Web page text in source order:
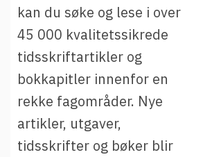
Veikart
Prosjekt
Personvern
Se informasjonen lagret om deg
Ordbok
Underlag for tilgjengelighetserklæring
kan du søke og lese i over
45 000 kvalitetssikrede
tidsskriftartikler og
bokkapitler innenfor en
rekke fagområder. Nye
artikler, utgaver,
tidsskrifter og bøker blir